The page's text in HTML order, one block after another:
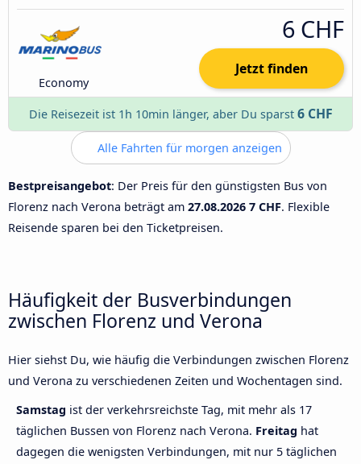
Economy
6 CHF
Jetzt finden
Die Reisezeit ist 1h 10min länger, aber Du sparst 6 CHF
Alle Fahrten für morgen anzeigen
Bestpreisangebot: Der Preis für den günstigsten Bus von
Florenz nach Verona beträgt am 27.08.2026 7 CHF. Flexible
Reisende sparen bei den Ticketpreisen.
Häufigkeit der Busverbindungen
zwischen Florenz und Verona
Hier siehst Du, wie häufig die Verbindungen zwischen Florenz
und Verona zu verschiedenen Zeiten und Wochentagen sind.
Samstag ist der verkehrsreichste Tag, mit mehr als 17
täglichen Bussen von Florenz nach Verona. Freitag hat
dagegen die wenigsten Verbindungen, mit nur 5 täglichen